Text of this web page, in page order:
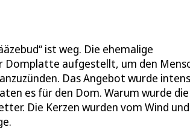
ist weg. Die ehemalige
Domplatte aufgestellt, um den
Das Angebot wurde
es für den Dom. Warum wurde die
Die Kerzen wurden vom Wind und